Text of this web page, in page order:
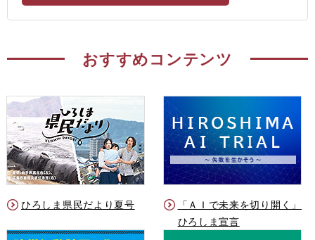
おすすめコンテンツ
ひろしま県民だより夏号
「ＡＩで未来を切り開く」
ひろしま宣言